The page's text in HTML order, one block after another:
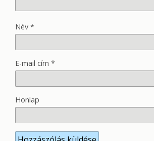
Név *
E-mail cím *
Honlap